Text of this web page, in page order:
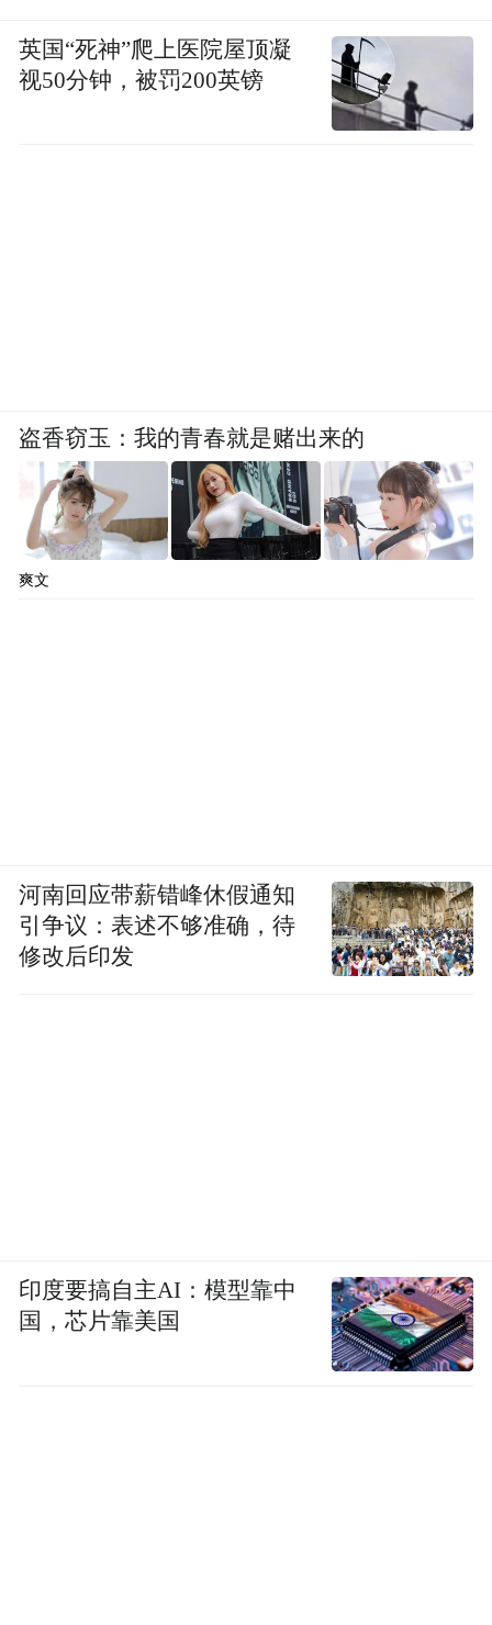
英国“死神”爬上医院屋顶凝
视50分钟，被罚200英镑
盗香窃玉：我的青春就是赌出来的
爽文
河南回应带薪错峰休假通知
引争议：表述不够准确，待
修改后印发
印度要搞自主AI：模型靠中
国，芯片靠美国